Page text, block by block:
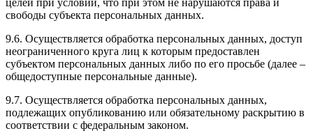
целей при условии, что при этом не нарушаются права и
свободы субъекта персональных данных.
9.6. Осуществляется обработка персональных данных, доступ
неограниченного круга лиц к которым предоставлен
субъектом персональных данных либо по его просьбе (далее –
общедоступные персональные данные).
9.7. Осуществляется обработка персональных данных,
подлежащих опубликованию или обязательному раскрытию в
соответствии с федеральным законом.